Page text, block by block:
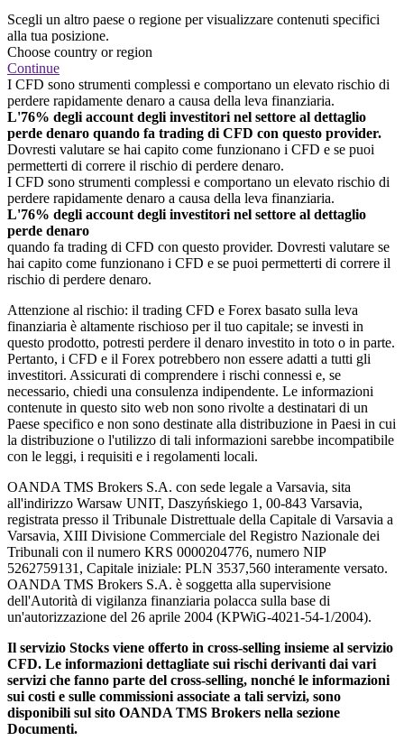
Scegli un altro paese o regione per visualizzare contenuti specifici
alla tua posizione.
Choose country or region
Continue
I CFD sono strumenti complessi e comportano un elevato rischio di
perdere rapidamente denaro a causa della leva finanziaria.
L'76% degli account degli investitori nel settore al dettaglio
perde denaro quando fa trading di CFD con questo provider.
Dovresti valutare se hai capito come funzionano i CFD e se puoi
permetterti di correre il rischio di perdere denaro.
I CFD sono strumenti complessi e comportano un elevato rischio di
perdere rapidamente denaro a causa della leva finanziaria.
L'76% degli account degli investitori nel settore al dettaglio
perde denaro
quando fa trading di CFD con questo provider. Dovresti valutare se
hai capito come funzionano i CFD e se puoi permetterti di correre il
rischio di perdere denaro.
Attenzione al rischio: il trading CFD e Forex basato sulla leva
finanziaria è altamente rischioso per il tuo capitale; se investi in
questo prodotto, potresti perdere il denaro investito in toto o in parte.
Pertanto, i CFD e il Forex potrebbero non essere adatti a tutti gli
investitori. Assicurati di comprendere i rischi connessi e, se
necessario, chiedi una consulenza indipendente. Le informazioni
contenute in questo sito web non sono rivolte a destinatari di un
Paese specifico e non sono destinate alla distribuzione in Paesi in cui
la distribuzione o l'utilizzo di tali informazioni sarebbe incompatibile
con le leggi, i requisiti e i regolamenti locali.
OANDA TMS Brokers S.A. con sede legale a Varsavia, sita
all'indirizzo Warsaw UNIT, Daszyńskiego 1, 00-843 Varsavia,
registrata presso il Tribunale Distrettuale della Capitale di Varsavia a
Varsavia, XIII Divisione Commerciale del Registro Nazionale dei
Tribunali con il numero KRS 0000204776, numero NIP
5262759131, Capitale iniziale: PLN 3537,560 interamente versato.
OANDA TMS Brokers S.A. è soggetta alla supervisione
dell'Autorità di vigilanza finanziaria polacca sulla base di
un'autorizzazione del 26 aprile 2004 (KPWiG-4021-54-1/2004).
Il servizio Stocks viene offerto in cross-selling insieme al servizio
CFD. Le informazioni dettagliate sui rischi derivanti dai vari
servizi che fanno parte del cross-selling, nonché le informazioni
sui costi e sulle commissioni associate a tali servizi, sono
disponibili sul sito OANDA TMS Brokers nella sezione
Documenti.